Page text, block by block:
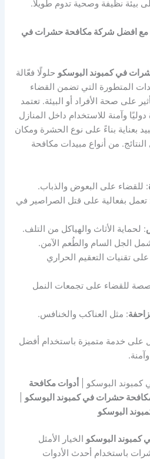
بيئة نظيفة وصحية تدوم طويلًا.
مع افضل شركة مكافحة حشرات في
في كمبوند البوسكو حلولًا فعّالة
المتطورة التي تضمن القضاء
على صحة الأفراد أو البيئة. تعتمد
وآمنة للاستخدام داخل المنازل
بعناية بناءً على نوع الحشرة ومكان
من أنواع مبيدات مكافحة
: للقضاء على البعوض والذباب.
تعمل بفعالية على قتل الصراصير في
: لحماية الأثاث والهياكل من التلف.
الجل السام والطُعم الآمن.
تقنيات التعقيم الحراري
للقضاء على تجمعات النمل
: مثل العناكب والخنافس.
على خدمة متميزة باستخدام أفضل
أدوات مكافحة
حشرات في كمبوند البوسكو
البوسكو
البوسكو الخيار الأمثل
باستخدام أحدث الأدوات